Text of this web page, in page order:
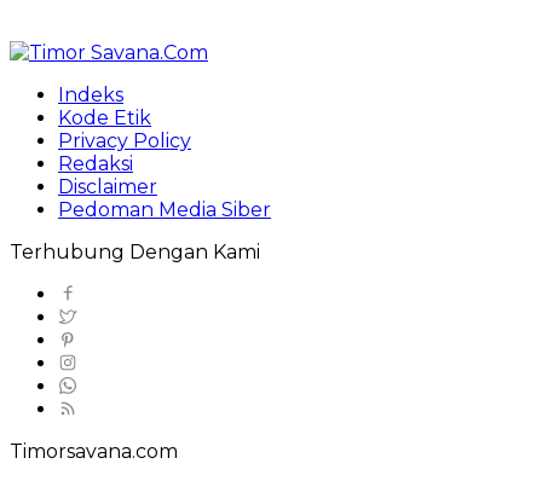
Indeks
Kode Etik
Privacy Policy
Redaksi
Disclaimer
Pedoman Media Siber
Terhubung Dengan Kami
Timorsavana.com